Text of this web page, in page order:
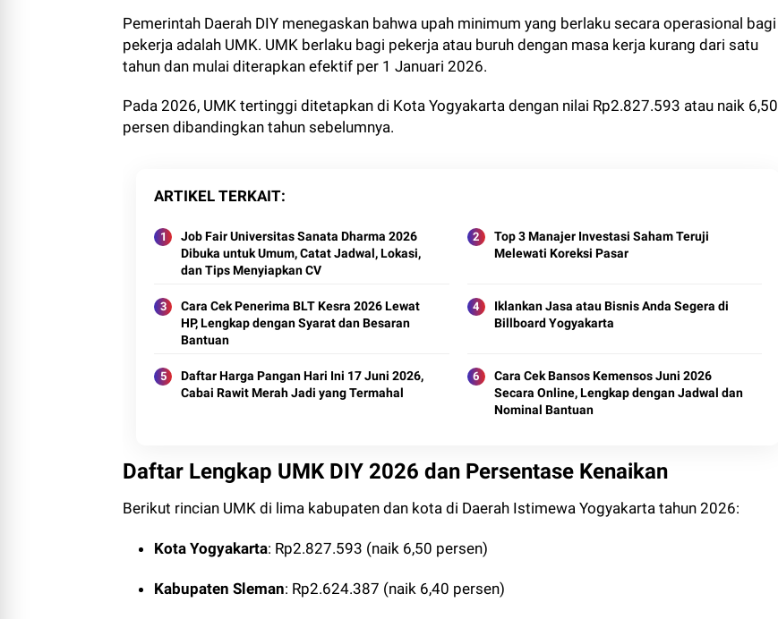
Pemerintah Daerah DIY menegaskan bahwa upah minimum yang berlaku secara operasional bagi
pekerja adalah UMK. UMK berlaku bagi pekerja atau buruh dengan masa kerja kurang dari satu
tahun dan mulai diterapkan efektif per 1 Januari 2026.
Pada 2026, UMK tertinggi ditetapkan di Kota Yogyakarta dengan nilai Rp2.827.593 atau naik 6,50
persen dibandingkan tahun sebelumnya.
ARTIKEL TERKAIT
Job Fair Universitas Sanata Dharma 2026
Dibuka untuk Umum, Catat Jadwal, Lokasi,
dan Tips Menyiapkan CV
Top 3 Manajer Investasi Saham Teruji
Melewati Koreksi Pasar
Cara Cek Penerima BLT Kesra 2026 Lewat
HP, Lengkap dengan Syarat dan Besaran
Bantuan
Iklankan Jasa atau Bisnis Anda Segera di
Billboard Yogyakarta
Daftar Harga Pangan Hari Ini 17 Juni 2026,
Cabai Rawit Merah Jadi yang Termahal
Cara Cek Bansos Kemensos Juni 2026
Secara Online, Lengkap dengan Jadwal dan
Nominal Bantuan
Daftar Lengkap UMK DIY 2026 dan Persentase Kenaikan
Berikut rincian UMK di lima kabupaten dan kota di Daerah Istimewa Yogyakarta tahun 2026:
Kota Yogyakarta: Rp2.827.593 (naik 6,50 persen)
Kabupaten Sleman: Rp2.624.387 (naik 6,40 persen)